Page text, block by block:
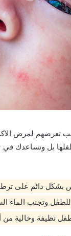
تعرضهم لمرض
بل وتساعدك في
بشكل دائم على
للطفل وتجنب الماء
نظيفة وخالية من